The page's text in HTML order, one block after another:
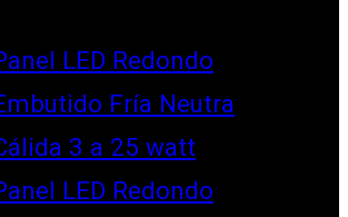
LED Redondo
Fría Neutra
3 a 25 watt
LED Redondo